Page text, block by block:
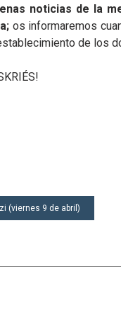
noticias de la
os informaremos
de los
(viernes 9 de abril)